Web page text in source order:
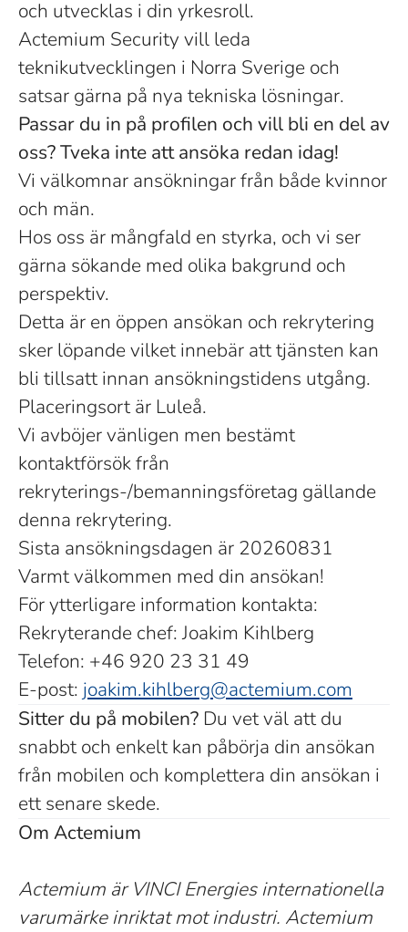
och utvecklas i din yrkesroll.
Actemium Security vill leda
teknikutvecklingen i Norra Sverige och
satsar gärna på nya tekniska lösningar.
Passar du in på profilen och vill bli en del av
oss? Tveka inte att ansöka redan idag!
Vi välkomnar ansökningar från både kvinnor
och män.
Hos oss är mångfald en styrka, och vi ser
gärna sökande med olika bakgrund och
perspektiv.
Detta är en öppen ansökan och rekrytering
sker löpande vilket innebär att tjänsten kan
bli tillsatt innan ansökningstidens utgång.
Placeringsort är Luleå.
Vi avböjer vänligen men bestämt
kontaktförsök från
rekryterings-/bemanningsföretag gällande
denna rekrytering.
Sista ansökningsdagen är 20260831
Varmt välkommen med din ansökan!
För ytterligare information kontakta:
Rekryterande chef: Joakim Kihlberg
Telefon: +46 920 23 31 49
E-post: joakim.kihlberg@actemium.com
Sitter du på mobilen? Du vet väl att du
snabbt och enkelt kan påbörja din ansökan
från mobilen och komplettera din ansökan i
ett senare skede.
Om Actemium
Actemium är VINCI Energies internationella
varumärke inriktat mot industri. Actemium